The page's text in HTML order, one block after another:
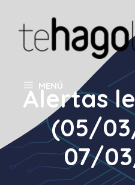
contenido
MENÚ
Alertas
(05/
07/